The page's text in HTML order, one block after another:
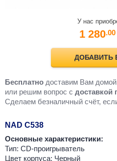
У нас
1 280.00
ДОБАВИТЬ
Бесплатно доставим Вам
или решим вопрос с доставкой
Cделаем безналичный счёт,
NAD C538
Основные характеристики:
Тип: CD-проигрыватель
Цвет корпуса: Черный